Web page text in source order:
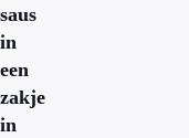
saus
in
een
zakje
in